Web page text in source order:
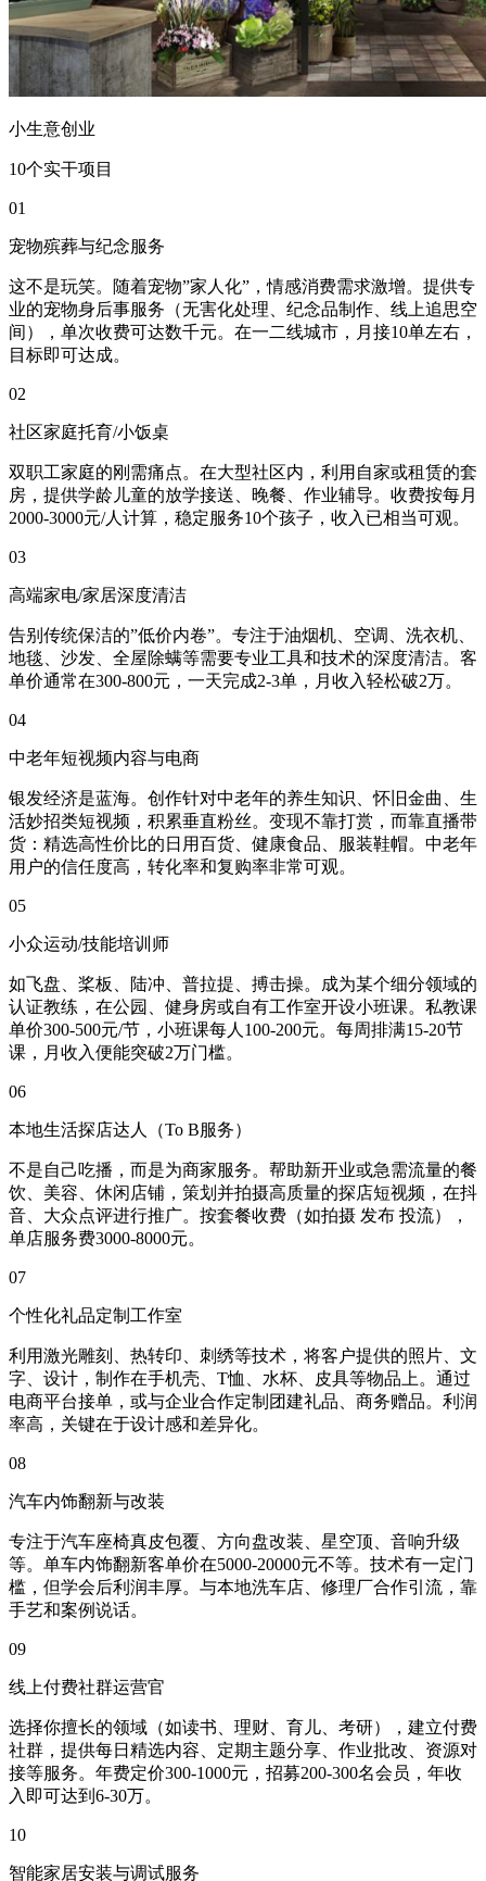
小生意创业
10个实干项目
01
宠物殡葬与纪念服务
这不是玩笑。随着宠物”家人化”，情感消费需求激增。提供专
业的宠物身后事服务（无害化处理、纪念品制作、线上追思空
间），单次收费可达数千元。在一二线城市，月接10单左右，
目标即可达成。
02
社区家庭托育/小饭桌
双职工家庭的刚需痛点。在大型社区内，利用自家或租赁的套
房，提供学龄儿童的放学接送、晚餐、作业辅导。收费按每月
2000-3000元/人计算，稳定服务10个孩子，收入已相当可观。
03
高端家电/家居深度清洁
告别传统保洁的”低价内卷”。专注于油烟机、空调、洗衣机、
地毯、沙发、全屋除螨等需要专业工具和技术的深度清洁。客
单价通常在300-800元，一天完成2-3单，月收入轻松破2万。
04
中老年短视频内容与电商
银发经济是蓝海。创作针对中老年的养生知识、怀旧金曲、生
活妙招类短视频，积累垂直粉丝。变现不靠打赏，而靠直播带
货：精选高性价比的日用百货、健康食品、服装鞋帽。中老年
用户的信任度高，转化率和复购率非常可观。
05
小众运动/技能培训师
如飞盘、桨板、陆冲、普拉提、搏击操。成为某个细分领域的
认证教练，在公园、健身房或自有工作室开设小班课。私教课
单价300-500元/节，小班课每人100-200元。每周排满15-20节
课，月收入便能突破2万门槛。
06
本地生活探店达人（To B服务）
不是自己吃播，而是为商家服务。帮助新开业或急需流量的餐
饮、美容、休闲店铺，策划并拍摄高质量的探店短视频，在抖
音、大众点评进行推广。按套餐收费（如拍摄 发布 投流），
单店服务费3000-8000元。
07
个性化礼品定制工作室
利用激光雕刻、热转印、刺绣等技术，将客户提供的照片、文
字、设计，制作在手机壳、T恤、水杯、皮具等物品上。通过
电商平台接单，或与企业合作定制团建礼品、商务赠品。利润
率高，关键在于设计感和差异化。
08
汽车内饰翻新与改装
专注于汽车座椅真皮包覆、方向盘改装、星空顶、音响升级
等。单车内饰翻新客单价在5000-20000元不等。技术有一定门
槛，但学会后利润丰厚。与本地洗车店、修理厂合作引流，靠
手艺和案例说话。
09
线上付费社群运营官
选择你擅长的领域（如读书、理财、育儿、考研），建立付费
社群，提供每日精选内容、定期主题分享、作业批改、资源对
接等服务。年费定价300-1000元，招募200-300名会员，年收
入即可达到6-30万。
10
智能家居安装与调试服务